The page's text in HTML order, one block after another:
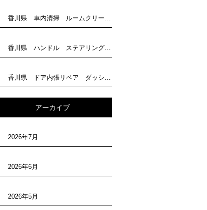
香川県 車内清掃 ルームクリーニングはトータルリペア滝川にお任せください！
香川県 ハンドル ステアリング 剥がれリペア トータルリペア滝川にお任せください
香川県 ドア内張リペア ダッシュボード補修 トータルリペア滝川にお任せください
アーカイブ
2026年7月
2026年6月
2026年5月